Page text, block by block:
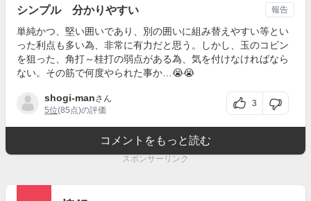
シンプル 分かりやすい
単純かつ、堅い囲いであり、別の囲いに組み替えやすい等とい
った利点も多い為、非常に有力だと思う。しかし、玉のコビン
を狙った、角打～桂打の弱点がある為、気を付けなければなら
ない。その筋で何度やられた事か…😭😭
shogi-manさん
5位(85点)の評価
3
報告
コメントをもっと読む
スポンサーリンク